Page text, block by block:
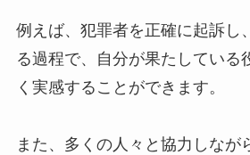
例えば、犯罪者を正確に起訴し
る過程で、自分が果たしている
く実感することができます。
また、多くの人々と協力しなが